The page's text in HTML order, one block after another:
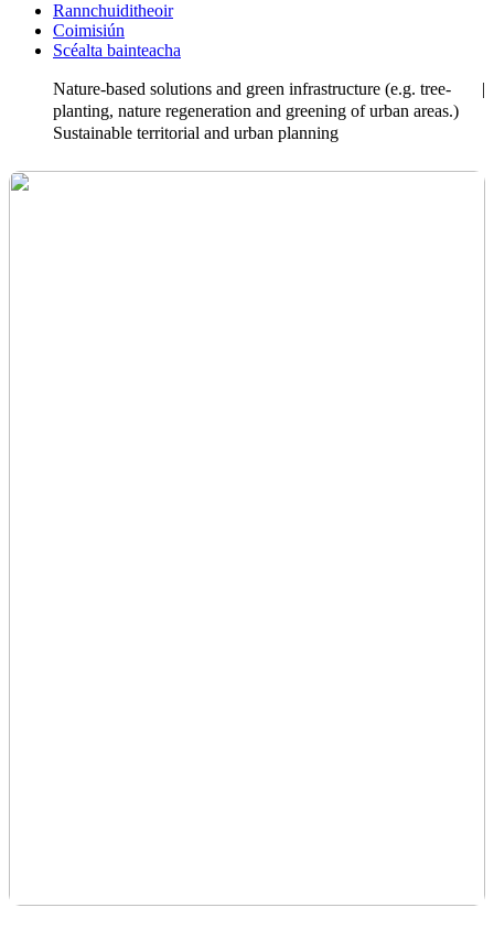
Rannchuiditheoir
Coimisiún
Scéalta bainteacha
Nature-based solutions and green infrastructure (e.g. tree-
planting, nature regeneration and greening of urban areas.)
Sustainable territorial and urban planning